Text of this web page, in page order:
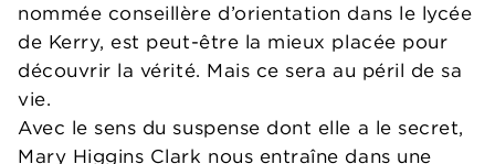
nommée conseillère d’orientation dans le lycée
de Kerry, est peut-être la mieux placée pour
découvrir la vérité. Mais ce sera au péril de sa
vie.
Avec le sens du suspense dont elle a le secret,
Mary Higgins Clark nous entraîne dans une